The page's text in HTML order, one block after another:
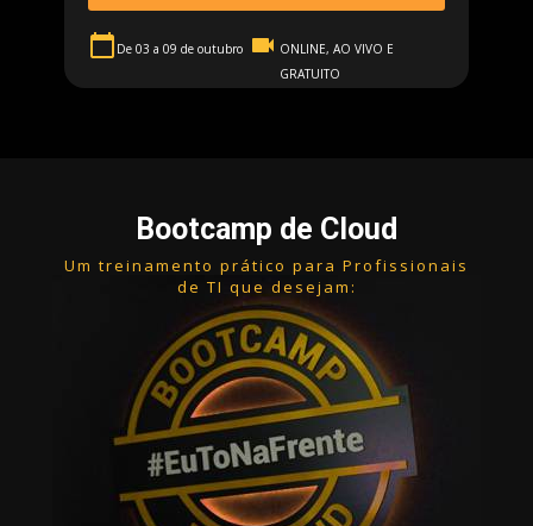
De 03 a 09 de outubro
ONLINE, AO VIVO E
GRATUITO
Bootcamp de Cloud
Um treinamento prático para Profissionais
de TI que desejam: